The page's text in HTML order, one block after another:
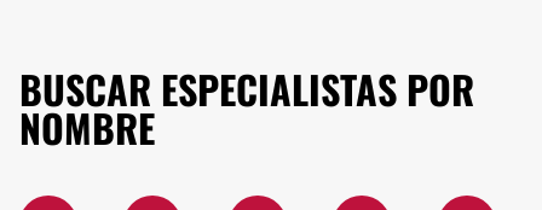
BUSCAR ESPECIALISTAS POR
NOMBRE